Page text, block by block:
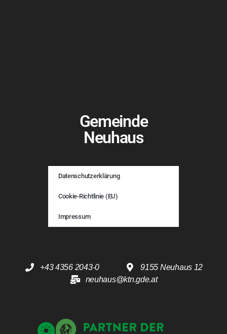
Gemeinde
Neuhaus
Datenschutzerklärung
Cookie-Richtlinie (EU)
Impressum
+43 4356 2043-0
9155 Neuhaus 12
neuhaus@ktn.gde.at